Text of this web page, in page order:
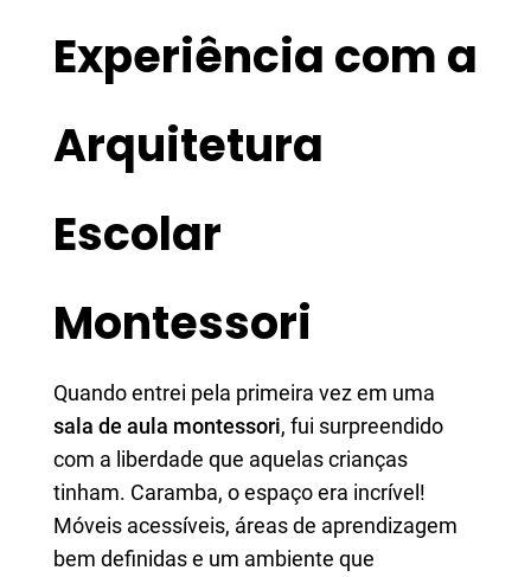
Experiência com a
Arquitetura
Escolar
Montessori
Quando entrei pela primeira vez em uma
sala de aula montessori, fui surpreendido
com a liberdade que aquelas crianças
tinham. Caramba, o espaço era incrível!
Móveis acessíveis, áreas de aprendizagem
bem definidas e um ambiente que